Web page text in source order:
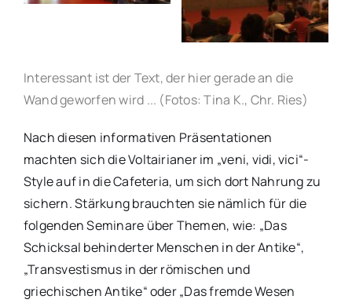
Interessant ist der Text, der hier gerade an die
Wand geworfen wird ... (Fotos: Tina K., Chr. Ries)
Nach diesen informativen Präsentationen
machten sich die Voltairianer im „veni, vidi, vici“-
Style auf in die Cafeteria, um sich dort Nahrung zu
sichern. Stärkung brauchten sie nämlich für die
folgenden Seminare über Themen, wie: „Das
Schicksal behinderter Menschen in der Antike“,
„Transvestismus in der römischen und
griechischen Antike“ oder „Das fremde Wesen